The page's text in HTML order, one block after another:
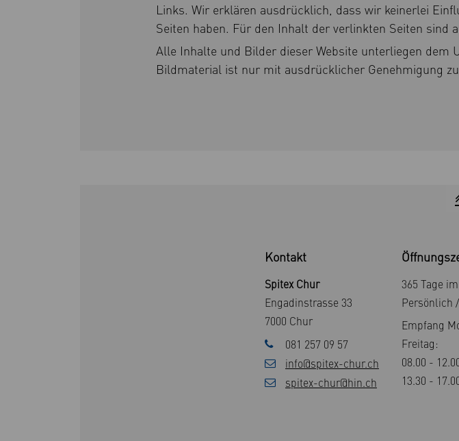
Links. Wir erklären ausdrücklich, dass wir keinerlei
Seiten haben. Für den Inhalt der verlinkten Seiten sind
Alle Inhalte und Bilder dieser Website unterliegen dem
Bildmaterial ist nur mit ausdrücklicher Genehmigung
Kontakt
Spitex Chur
Engadinstrasse 33
7000 Chur
081 257 09 57
info@spitex-chur.ch
spitex-chur@hin.ch
365 Tage
Persönlich
Empfang
Freitag:
08.00 -
13.30 -